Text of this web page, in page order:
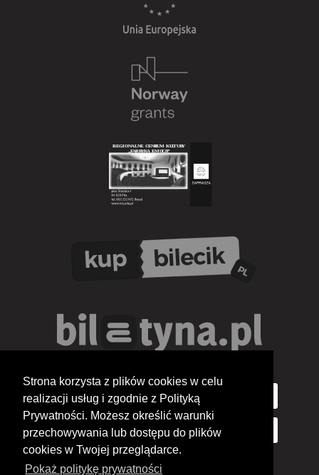
Strona korzysta z plików cookies w celu
realizacji usług i zgodnie z Polityką
Prywatności. Możesz określić warunki
przechowywania lub dostępu do plików
cookies w Twojej przeglądarce.
Pokaż politykę prywatności